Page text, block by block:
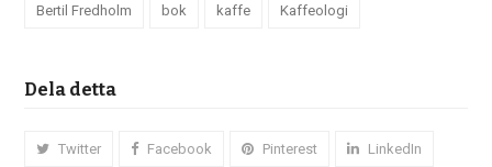
Bertil Fredholm bok kaffe Kaffeologi
Dela detta
Twitter Facebook Pinterest LinkedIn